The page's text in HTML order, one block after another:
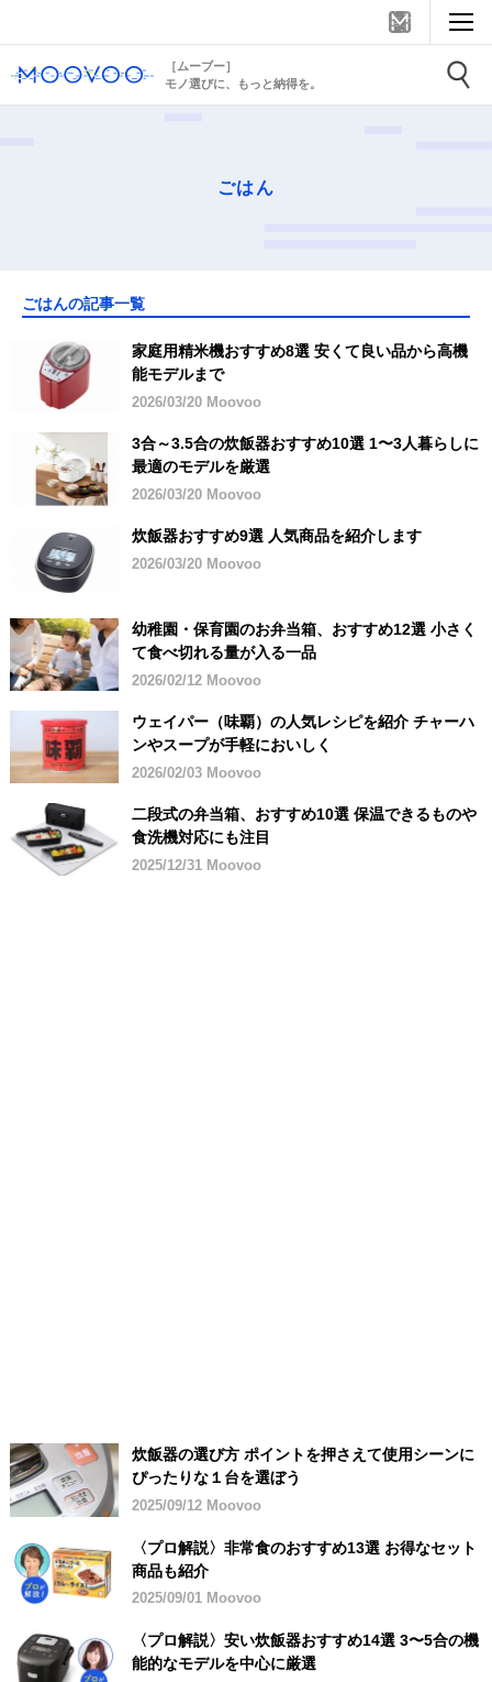
［ムーブー］
モノ選びに、もっと納得を。
ごはん
ごはんの記事一覧
家庭用精米機おすすめ8選 安くて良い品から高機
能モデルまで
2026/03/20 Moovoo
3合～3.5合の炊飯器おすすめ10選 1〜3人暮らしに
最適のモデルを厳選
2026/03/20 Moovoo
炊飯器おすすめ9選 人気商品を紹介します
2026/03/20 Moovoo
幼稚園・保育園のお弁当箱、おすすめ12選 小さく
て食べ切れる量が入る一品
2026/02/12 Moovoo
ウェイパー（味覇）の人気レシピを紹介 チャーハ
ンやスープが手軽においしく
2026/02/03 Moovoo
二段式の弁当箱、おすすめ10選 保温できるものや
食洗機対応にも注目
2025/12/31 Moovoo
炊飯器の選び方 ポイントを押さえて使用シーンに
ぴったりな１台を選ぼう
2025/09/12 Moovoo
〈プロ解説〉非常食のおすすめ13選 お得なセット
商品も紹介
2025/09/01 Moovoo
〈プロ解説〉安い炊飯器おすすめ14選 3〜5合の機
能的なモデルを中心に厳選